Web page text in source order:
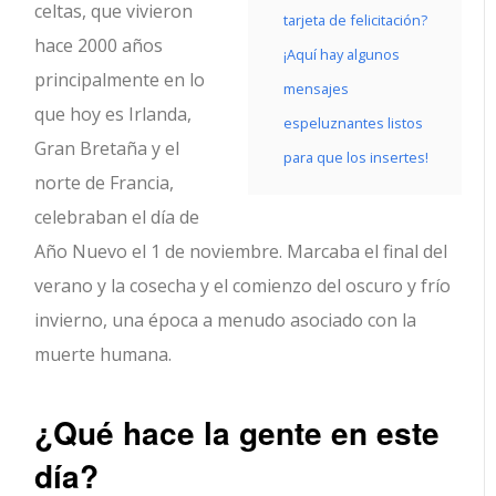
tarjeta de felicitación?
¡Aquí hay algunos
mensajes
espeluznantes listos
para que los insertes!
celtas, que vivieron
hace 2000 años
principalmente en lo
que hoy es Irlanda,
Gran Bretaña y el
norte de Francia,
celebraban el día de
Año Nuevo el 1 de noviembre. Marcaba el final del
verano y la cosecha y el comienzo del oscuro y frío
invierno, una época a menudo asociado con la
muerte humana.
¿Qué hace la gente en este
día?